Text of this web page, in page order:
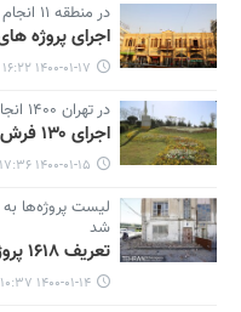
در منطقه ۱۱ انجام شد
اجرای پروژه
۱۴۰۰-۰۱-۱۷ ۱۶:۲۲
در تهران ۱۴۰۰ انجام شد؛
اجرای ۱۳۰ فرش و سبد گل در معابر جنوبشرق پایتخت
۱۴۰۰-۰۱-۱۵ ۱۷:۳۶
لیست پروژه‌ها
شد
تعریف ۱۶۱۸ پروژه توسعه محله‌ای برای ۱۴۰۰
۱۴۰۰-۰۱-۱۴ ۱۰:۳۷